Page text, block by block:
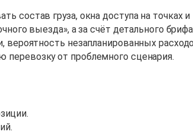
состав груза, окна доступа на
выезда», а за счёт детального
вероятность незапланированных
перевозку от проблемного сценария.